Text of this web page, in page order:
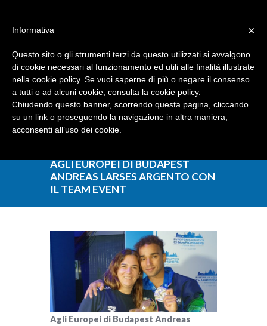
AGLI EUROPEI DI BUDAPEST
ANDREAS LARSES ARGENTO CON
IL TEAM EVENT
Agli Europei di Budapest Andreas
×
Informativa
Questo sito o gli strumenti terzi da questo utilizzati si avvalgono
di cookie necessari al funzionamento ed utili alle finalità illustrate
nella cookie policy. Se vuoi saperne di più o negare il consenso
a tutti o ad alcuni cookie, consulta la cookie policy.
Chiudendo questo banner, scorrendo questa pagina, cliccando
su un link o proseguendo la navigazione in altra maniera,
acconsenti all’uso dei cookie.